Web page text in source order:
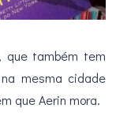
que também tem
mesma cidade
que Aerin mora.